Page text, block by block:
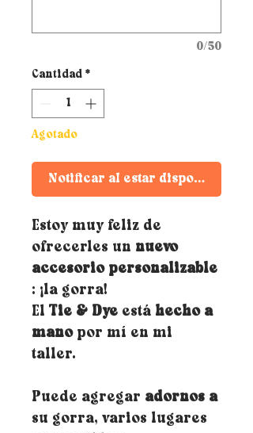
0/50
Cantidad *
Agotado
Notificar al estar disponible
Estoy muy feliz de
ofrecerles un nuevo
accesorio personalizable
: ¡la gorra!
El Tie & Dye está hecho a
manopor mí en mi
taller.
Puede agregar adornos a
su gorra, varios lugares